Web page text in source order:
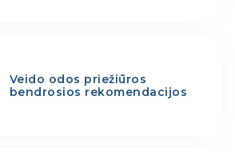
Veido odos priežiūros
bendrosios rekomendacijos